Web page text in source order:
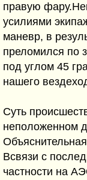
правую
усилиями
маневр, в
преломился по
под углом 45
нашего
Суть
неположенном
Всвязи с
частности на